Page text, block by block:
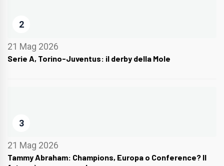
2
21 Mag 2026
Serie A, Torino-Juventus: il derby della Mole
3
21 Mag 2026
Tammy Abraham: Champions, Europa o Conference? Il